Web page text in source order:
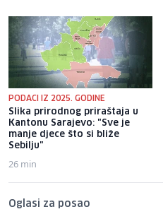
PODACI IZ 2025. GODINE
Slika prirodnog priraštaja u
Kantonu Sarajevo: "Sve je
manje djece što si bliže
Sebilju"
26 min
Oglasi za posao